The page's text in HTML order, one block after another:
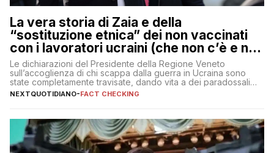
La vera storia di Zaia e della
“sostituzione etnica” dei non vaccinati
con i lavoratori ucraini (che non c’è e non
ci sarà)
Le dichiarazioni del Presidente della Regione Veneto
sull’accoglienza di chi scappa dalla guerra in Ucraina sono
state completamente travisate, dando vita a dei paradossali
falsi che girano sui social
NEXTQUOTIDIANO-FACT CHECKING